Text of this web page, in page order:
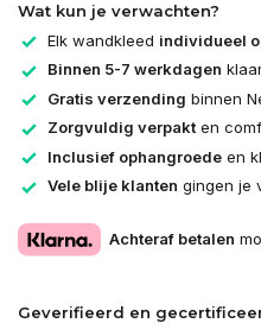
Wat kun je verwachten?
Elk wandkleed individueel
Binnen 5-7 werkdagen
Gratis verzending binnen
Zorgvuldig verpakten
Inclusief ophangroede en
Vele blije klanten gingen je
Achteraf betalen
Geverifieerd en